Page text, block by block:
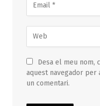
Desa el meu
aquest navegador per
un comentari.